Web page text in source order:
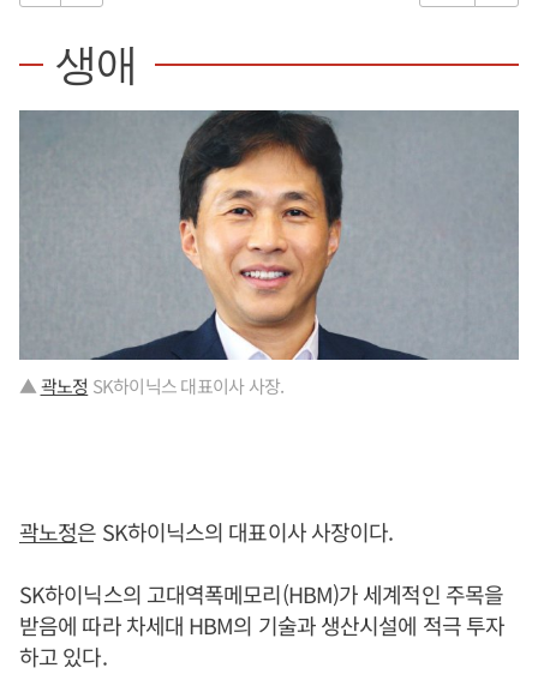
생애
▲곽노정 SK하이닉스 대표이사 사장.
곽노정은 SK하이닉스의 대표이사 사장이다.
SK하이닉스의 고대역폭메모리(HBM)가 세계적인 주목을
받음에 따라 차세대 HBM의 기술과 생산시설에 적극 투자
하고 있다.